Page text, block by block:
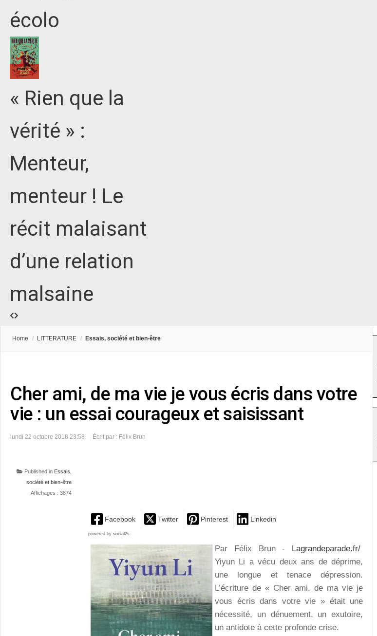
écolo
« Rien que la
vérité » :
Menteur,
menteur ! Le
récit malaisant
d’une relation
malsaine
Home / LITTERATURE / Essais, société et bien-être
Cher ami, de ma vie je vous écris dans votre
vie : un essai courageux et saisissant
lundi 22 octobre 2018 23:58 Écrit par : Félix Brun
Published in Essais,
société et bien-être
Affichages : 3874
Facebook Twitter Pinterest Linkedin
powered by social2s
Par Félix Brun - Lagrandeparade.fr/
Yiyun Li a vécu deux ans de déprime,
une longue et tenace dépression.
L’écriture de « Cher ami, de ma vie je
vous écris dans votre vie » était une
nécessité, un dénuement, un exutoire,
un antidote à cette profonde crise.